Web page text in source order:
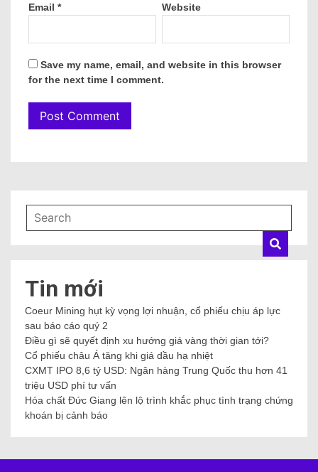
Email * Website
Save my name, email, and website in this browser
for the next time I comment.
Tin mới
Coeur Mining hụt kỳ vọng lợi nhuận, cổ phiếu chịu áp lực
sau báo cáo quý 2
Điều gì sẽ quyết định xu hướng giá vàng thời gian tới?
Cổ phiếu châu Á tăng khi giá dầu hạ nhiệt
CXMT IPO 8,6 tỷ USD: Ngân hàng Trung Quốc thu hơn 41
triệu USD phí tư vấn
Hóa chất Đức Giang lên lộ trình khắc phục tình trạng chứng
khoán bị cảnh báo